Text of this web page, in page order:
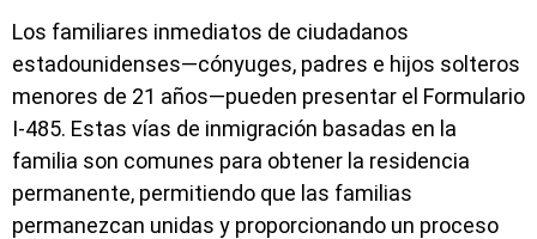
Los familiares inmediatos de ciudadanos
estadounidenses—cónyuges, padres e hijos solteros
menores de 21 años—pueden presentar el Formulario
I-485. Estas vías de inmigración basadas en la
familia son comunes para obtener la residencia
permanente, permitiendo que las familias
permanezcan unidas y proporcionando un proceso